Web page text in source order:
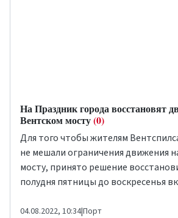
На Праздник города восстановят
Вентском мосту(0)
Для того чтобы жителям
не мешали ограничения движения
мосту, принято решение
полудня пятницы до воскресенья
04.08.2022, 10:34|Порт